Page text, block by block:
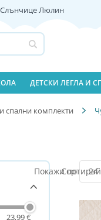
Люлин
Търсене
ДЕТСКИ ЛЕГЛА И
спални комплекти
24
23,99 €